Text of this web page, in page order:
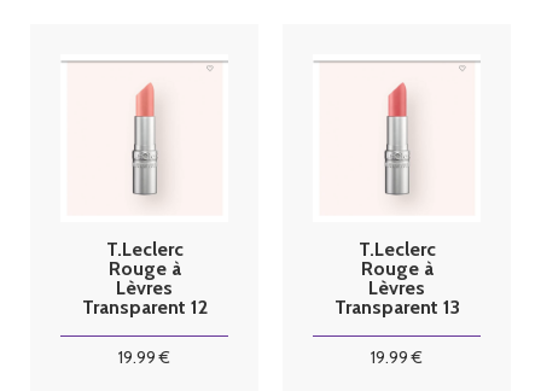
T.Leclerc
Rouge à
Lèvres
Transparent 12
19.99 €
T.Leclerc
Rouge à
Lèvres
Transparent 13
19.99 €